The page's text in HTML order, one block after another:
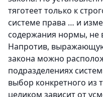
тяготеет только к
системе права … и
содержания нормы, не
Напротив,
закона можно
подразделениях
выбор конкретного из
целиком зависит от